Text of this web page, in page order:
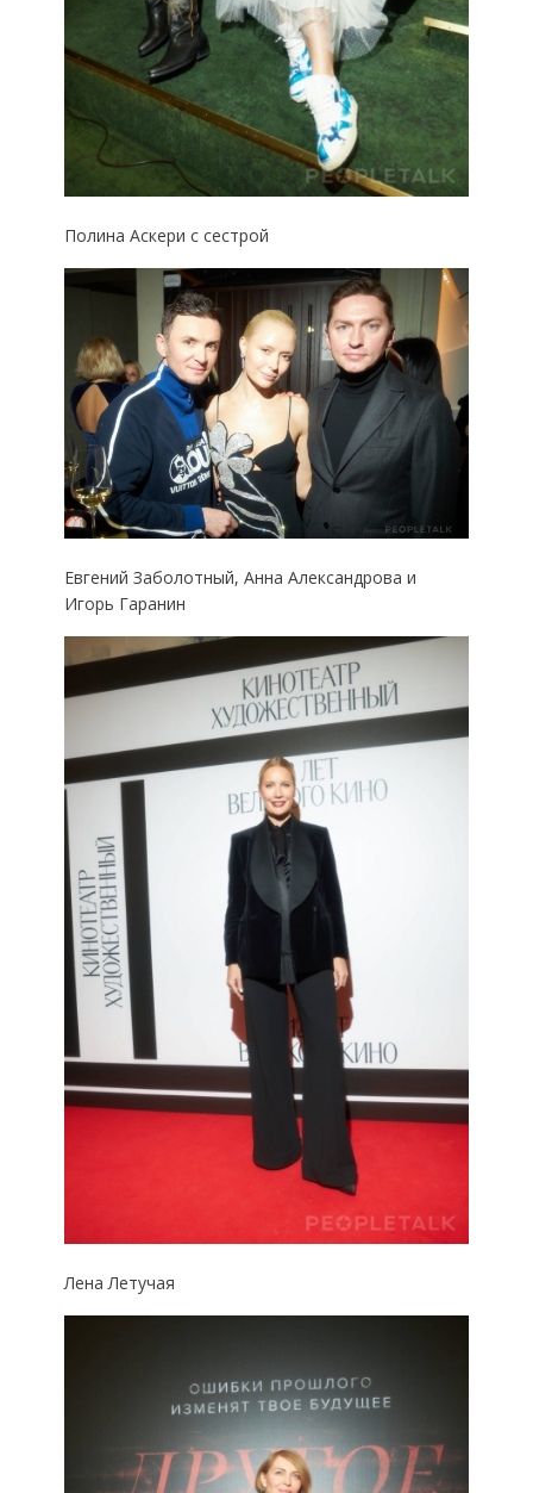
Полина Аскери с сестрой
Евгений Заболотный, Анна Александрова и
Игорь Гаранин
Лена Летучая